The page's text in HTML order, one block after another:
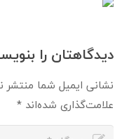
دیدگاهتان را
نشانی ایمیل شما منتشر
علامت‌گذاری شده‌اند*